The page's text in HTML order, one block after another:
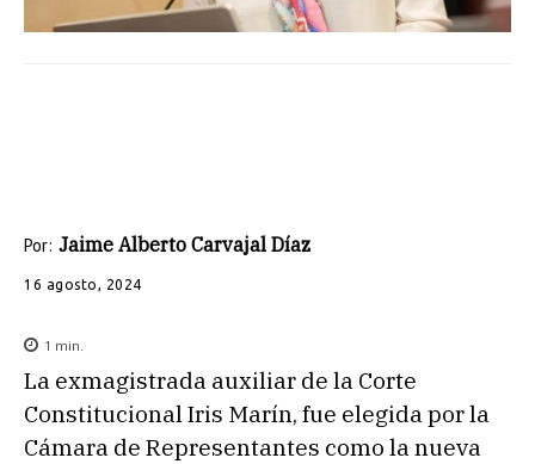
Por: Jaime Alberto Carvajal Díaz
16 agosto, 2024
1 min.
La exmagistrada auxiliar de la Corte
Constitucional Iris Marín, fue elegida por la
Cámara de Representantes como la nueva